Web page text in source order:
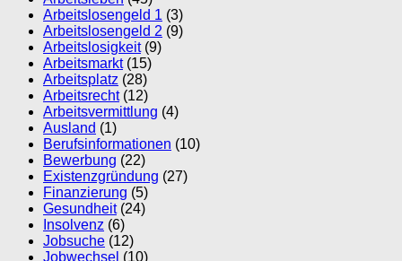
Arbeitslosengeld 1 (3)
Arbeitslosengeld 2 (9)
Arbeitslosigkeit(9)
Arbeitsmarkt(15)
Arbeitsplatz (28)
Arbeitsrecht(12)
Arbeitsvermittlung (4)
Ausland (1)
Berufsinformationen (10)
Bewerbung (22)
Existenzgründung (27)
Finanzierung (5)
Gesundheit(24)
Insolvenz (6)
Jobsuche (12)
Jobwechsel (10)